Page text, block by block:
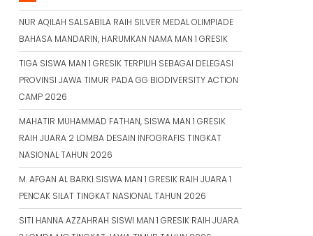
NUR AQILAH SALSABILA RAIH SILVER MEDAL OLIMPIADE
BAHASA MANDARIN, HARUMKAN NAMA MAN 1 GRESIK
TIGA SISWA MAN 1 GRESIK TERPILIH SEBAGAI DELEGASI
PROVINSI JAWA TIMUR PADA GG BIODIVERSITY ACTION
CAMP 2026
MAHATIR MUHAMMAD FATHAN, SISWA MAN 1 GRESIK
RAIH JUARA 2 LOMBA DESAIN INFOGRAFIS TINGKAT
NASIONAL TAHUN 2026
M. AFGAN AL BARKI SISWA MAN 1 GRESIK RAIH JUARA 1
PENCAK SILAT TINGKAT NASIONAL TAHUN 2026
SITI HANNA AZZAHRAH SISWI MAN 1 GRESIK RAIH JUARA